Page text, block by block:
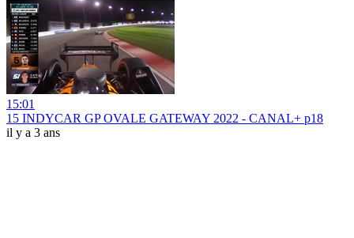
15:01
15 INDYCAR GP OVALE GATEWAY 2022 - CANAL+ p18
il y a 3 ans